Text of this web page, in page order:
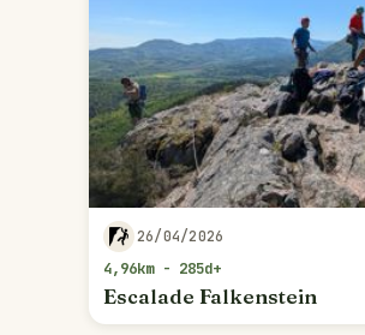
26/04/2026
4,96km - 285d+
Escalade Falkenstein